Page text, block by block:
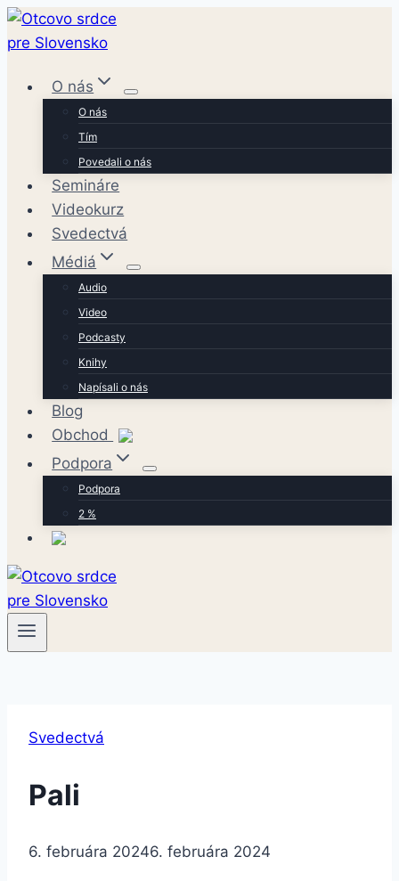
Skip
to
O nás
O nás
Tím
Povedali o nás
Semináre
Videokurz
Svedectvá
Médiá
Audio
Video
Podcasty
Knihy
Napísali o nás
Blog
Obchod
Podpora
Podpora
2 %
Svedectvá
Pali
6. februára 20246. februára 2024